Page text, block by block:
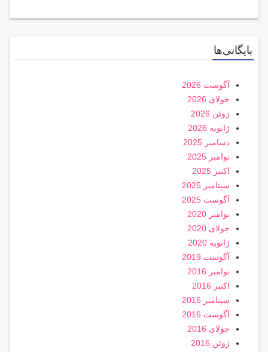
بایگانی‌ها
آگوست 2026
جولای 2026
ژوئن 2026
ژانویه 2026
دسامبر 2025
نوامبر 2025
اکتبر 2025
سپتامبر 2025
آگوست 2025
نوامبر 2020
جولای 2020
ژانویه 2020
آگوست 2019
نوامبر 2016
اکتبر 2016
سپتامبر 2016
آگوست 2016
جولای 2016
ژوئن 2016